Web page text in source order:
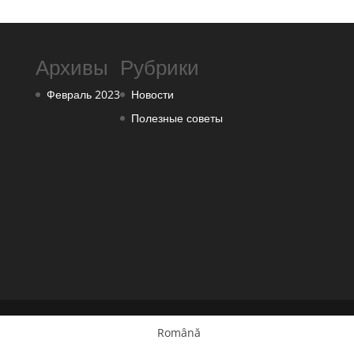
Архивы
Февраль 2023
Рубрики
Новости
Полезные советы
Română